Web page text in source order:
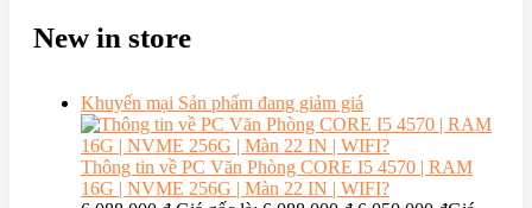
New in store
Khuyến mại Sản phẩm đang giảm giá
Thông tin về PC Văn Phòng CORE I5 4570 | RAM
16G | NVME 256G | Màn 22 IN | WIFI?